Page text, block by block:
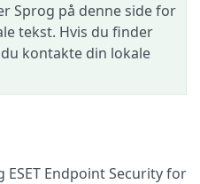
Sprog på denne side for
tekst. Hvis du finder
kontakte din lokale
ESET Endpoint Security for